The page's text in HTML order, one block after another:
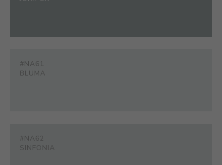
#NA61
BLUMA
#NA62
SINFONIA